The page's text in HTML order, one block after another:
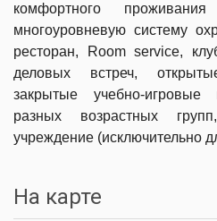
комфортного
многоуровневую систему
ресторан, Room service,
деловых встреч,
закрытые учебно-
разных возрастных
учреждение (исключительно
На карте